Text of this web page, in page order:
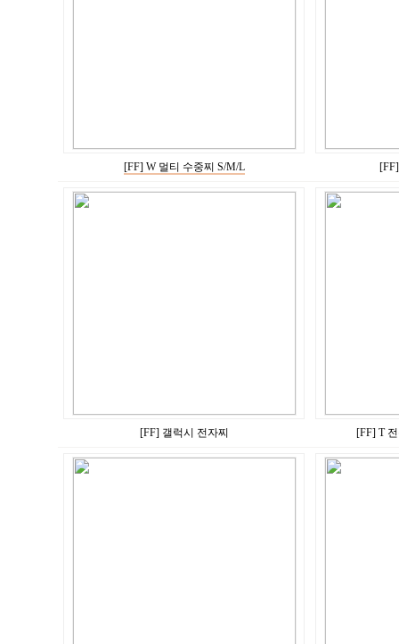
[FF] W 멀티 수중찌 S/M/L
[FF] 갤럭시 전자찌 [FF] T